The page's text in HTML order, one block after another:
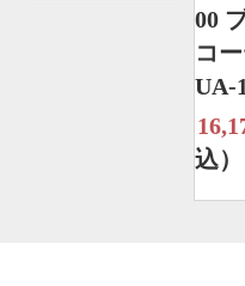
00
コ
UA-
込）